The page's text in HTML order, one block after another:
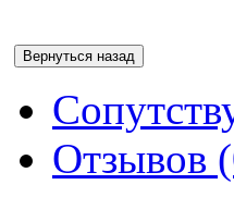
Отзывов